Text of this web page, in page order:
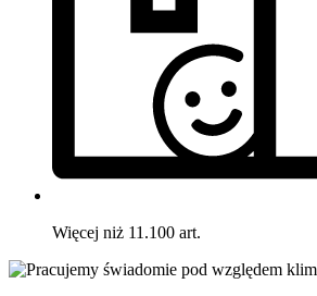
Więcej niż 11.100 art.